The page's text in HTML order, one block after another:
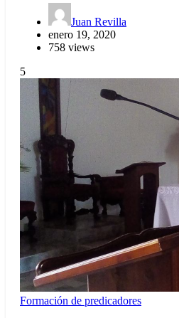
Juan Revilla
enero 19, 2020
758 views
5
Formación de predicadores